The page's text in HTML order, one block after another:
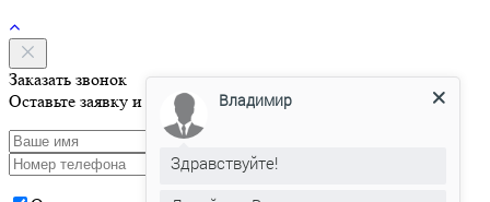
Заказать звонок
Оставьте заявку и мы свяжемся с Вами в течение 15 минут
Владимир
Здравствуйте!